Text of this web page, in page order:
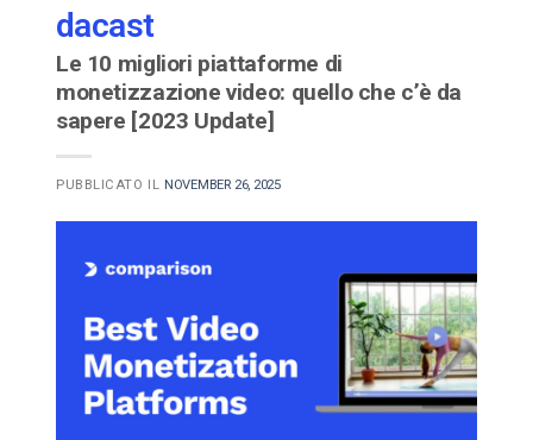
dacast
Le 10 migliori piattaforme di
monetizzazione video: quello che c’è da
sapere [2023 Update]
PUBBLICATO IL NOVEMBER 26, 2025